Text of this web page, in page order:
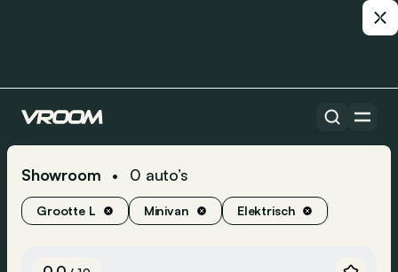
Showroom • 0 auto’s
Grootte L Minivan Elektrisch